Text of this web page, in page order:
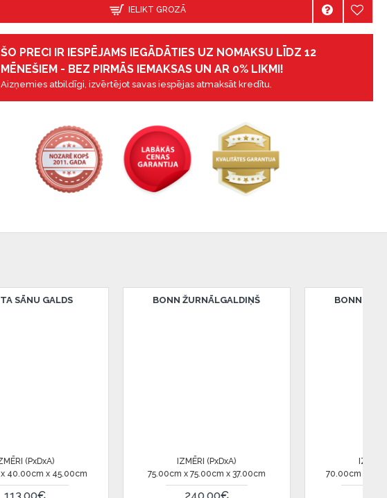
IELIKT GROZĀ
ŠO PRECI IR IESPĒJAMS IEGĀDĀTIES UZ NOMAKSU LĪDZ 12
MĒNEŠIEM - BEZ PIRMĀS IEMAKSAS UN AR 0% LIKMI!
Aizņemies atbildīgi, izvērtējot savas iespējas atmaksāt kredītu.
BONN ŽURNĀLGALDIŅŠ
IZMĒRI (PxDxA)
70.00cm x 70.00cm x 40.00cm
BONN ŽURNĀLGALDIŅŠ
IZMĒRI (PxDxA)
37.00cm x 37.00cm x 43.00cm